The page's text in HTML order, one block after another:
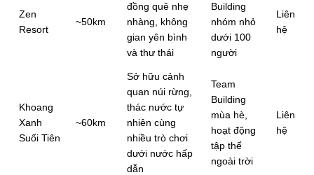
Zen
Resort
~50km
đồng quê nhẹ
nhàng, không
gian yên bình
và thư thái
Building
nhóm nhỏ
dưới 100
người
Liên
hệ
Khoang
Xanh
Suối Tiên
~60km
Sở hữu cảnh
quan núi rừng,
thác nước tự
nhiên cùng
nhiều trò chơi
dưới nước hấp
dẫn
Team
Building
mùa hè,
hoạt động
tập thể
ngoài trời
Liên
hệ